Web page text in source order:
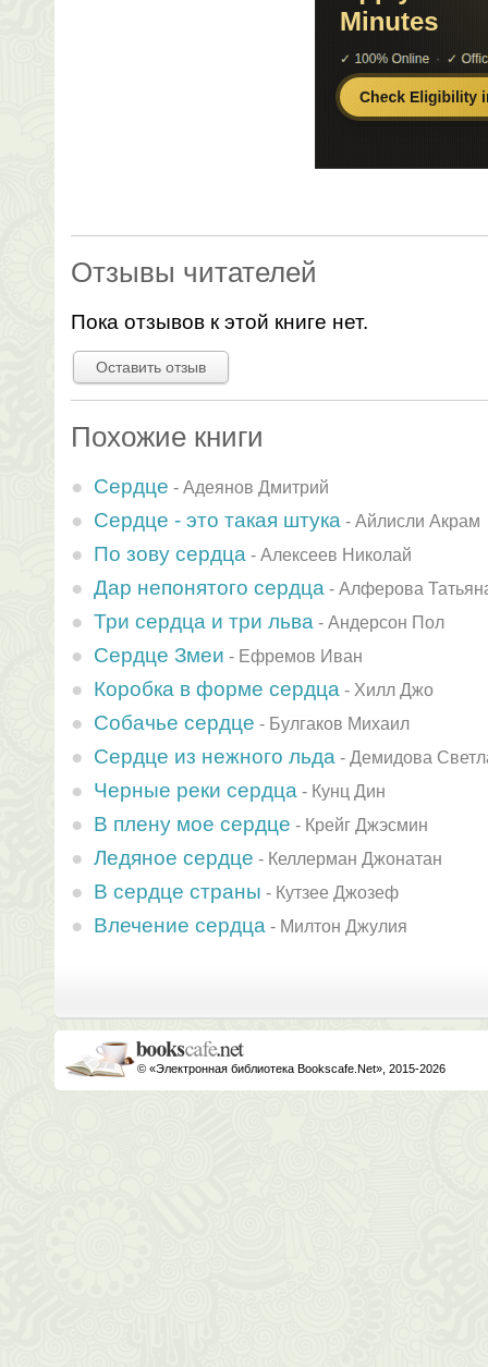
Отзывы читателей
Пока отзывов к этой книге нет.
Оставить отзыв
Похожие книги
Сердце - Адеянов Дмитрий
Сердце - это такая штука - Айлисли Акрам
По зову сердца - Алексеев Николай
Дар непонятого сердца - Алферова
Три сердца и три льва - Андерсон Пол
Сердце Змеи - Ефремов Иван
Коробка в форме сердца - Хилл Джо
Собачье сердце - Булгаков Михаил
Сердце из нежного льда - Демидова
Черные реки сердца - Кунц Дин
В плену мое сердце - Крейг Джэсмин
Ледяное сердце - Келлерман Джонатан
В сердце страны - Кутзее Джозеф
Влечение сердца - Милтон Джулия
© «Электронная библиотека Bookscafe.Net», 2015-2026